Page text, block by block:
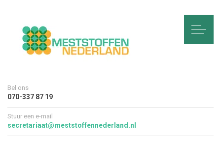
Bel ons
070-337 87 19
Stuur een e-mail
secretariaat@meststoffennederland.nl